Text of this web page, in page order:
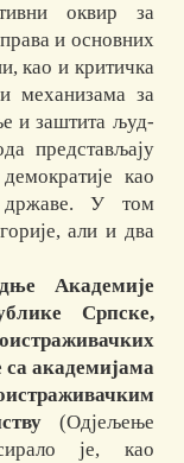
оквир за
и основ­них
као и кри­тич­ка
механизама за
и за­шти­та људ­
представљају
као
државе. У том
али и два
Академије
Српске,
са академијама
(Одјељење
је, као